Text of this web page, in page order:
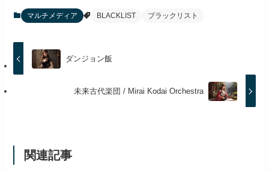
マルチメディア BLACKLIST ブラックリスト
ダンジョン飯
未来古代楽団 / Mirai Kodai Orchestra
関連記事